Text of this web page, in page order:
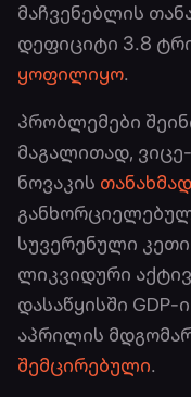
მაჩვენებლის
დეფიციტი 3.8
ყოფილიყო.
პრობლემები
მაგალითად,
ნოვაკის თანახმად
სუვერენული
ლიკვიდური
დასაწყისში
აპრილის
შემცირებული.